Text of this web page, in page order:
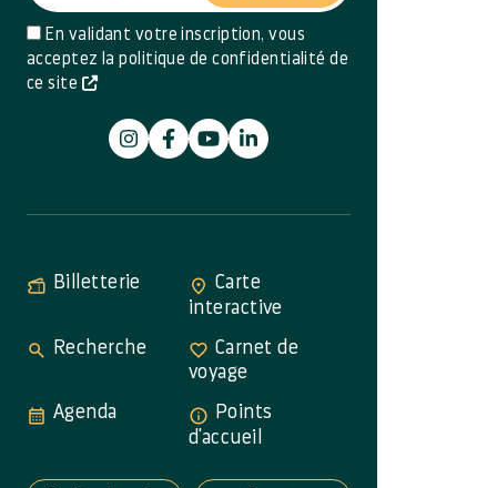
En validant votre inscription, vous
acceptez la politique de confidentialité de
ce site
Billetterie
Carte
interactive
Recherche
Carnet de
voyage
Agenda
Points
d'accueil